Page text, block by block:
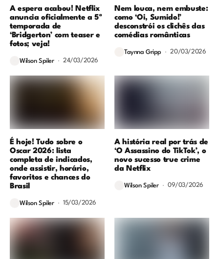
A espera acabou! Netflix
anuncia oficialmente a 5ª
temporada de
‘Bridgerton’ com teaser e
fotos; veja!
Wilson Spiler 24/03/2026
Nem louca, nem embuste:
como ‘Oi, Sumido!’
desconstrói os clichês das
comédias românticas
Taynna Gripp 20/03/2026
É hoje! Tudo sobre o
Oscar 2026: lista
completa de indicados,
onde assistir, horário,
favoritos e chances do
Brasil
Wilson Spiler 15/03/2026
A história real por trás de
‘O Assassino do TikTok’, o
novo sucesso true crime
da Netflix
Wilson Spiler 09/03/2026